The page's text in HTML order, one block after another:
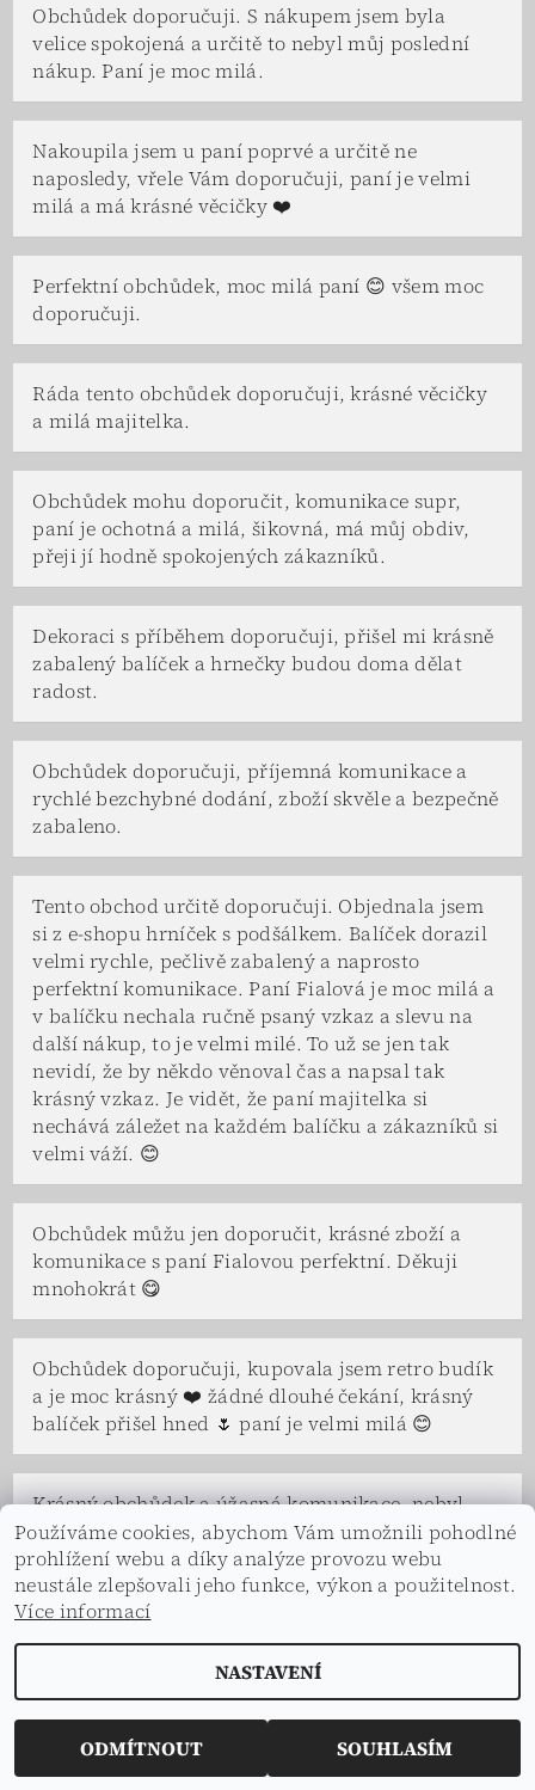
Obchůdek doporučuji. S nákupem jsem byla
velice spokojená a určitě to nebyl můj poslední
nákup. Paní je moc milá.
Nakoupila jsem u paní poprvé a určitě ne
naposledy, vřele Vám doporučuji, paní je velmi
milá a má krásné věcičky ❤️
Perfektní obchůdek, moc milá paní 😊 všem moc
doporučuji.
Ráda tento obchůdek doporučuji, krásné věcičky
a milá majitelka.
Obchůdek mohu doporučit, komunikace supr,
paní je ochotná a milá, šikovná, má můj obdiv,
přeji jí hodně spokojených zákazníků.
Dekoraci s příběhem doporučuji, přišel mi krásně
zabalený balíček a hrnečky budou doma dělat
radost.
Obchůdek doporučuji, příjemná komunikace a
rychlé bezchybné dodání, zboží skvěle a bezpečně
zabaleno.
Tento obchod určitě doporučuji. Objednala jsem
si z e-shopu hrníček s podšálkem. Balíček dorazil
velmi rychle, pečlivě zabalený a naprosto
perfektní komunikace. Paní Fialová je moc milá a
v balíčku nechala ručně psaný vzkaz a slevu na
další nákup, to je velmi milé. To už se jen tak
nevidí, že by někdo věnoval čas a napsal tak
krásný vzkaz. Je vidět, že paní majitelka si
nechává záležet na každém balíčku a zákazníků si
velmi váží. 😊
Obchůdek můžu jen doporučit, krásné zboží a
komunikace s paní Fialovou perfektní. Děkuji
mnohokrát 😋
Obchůdek doporučuji, kupovala jsem retro budík
a je moc krásný ❤️ žádné dlouhé čekání, krásný
balíček přišel hned 🌷 paní je velmi milá 😊
Krásný obchůdek a úžasná komunikace, nebyl
problém se na čemkoliv domluvit. Paní Fialová a
celá její rodina je velice vstřícná a ochotná, ve
všem nám vyšli vstříc a s úsměvem. Děkuji.
2026 © Dekorace s příběhem, všechna práva vyhrazena
Vytvořil Shoptet
Používáme cookies, abychom Vám umožnili pohodlné
prohlížení webu a díky analýze provozu webu
neustále zlepšovali jeho funkce, výkon a použitelnost.
Více informací
NASTAVENÍ
ODMÍTNOUT SOUHLASÍM